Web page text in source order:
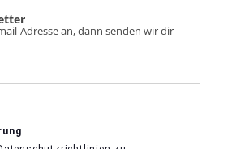
Adresse an, dann senden wir dir